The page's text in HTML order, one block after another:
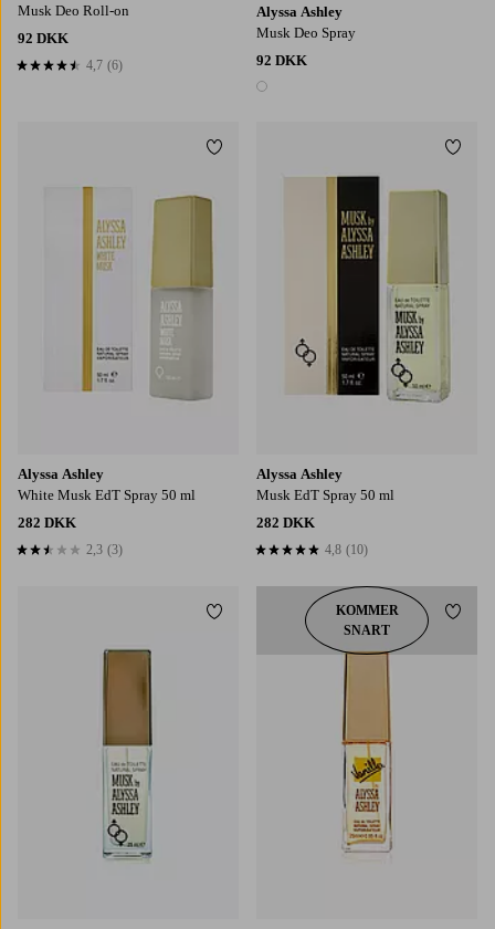
Musk Deo Roll-on
92 DKK
4,7 baseret på 6 bedømmelser
4,7 (6)
Alyssa Ashley
Musk Deo Spray
92 DKK
1 farve
Alyssa Ashley
White Musk EdT Spray 50 ml
282 DKK
2,3 baseret på 3 bedømmelser
2,3 (3)
Tilføj til favoritter
Alyssa Ashley
Musk EdT Spray 50 ml
282 DKK
4,8 baseret på 10 bedømmelser
4,8 (10)
Tilføj til favoritterKOMMER
SNART